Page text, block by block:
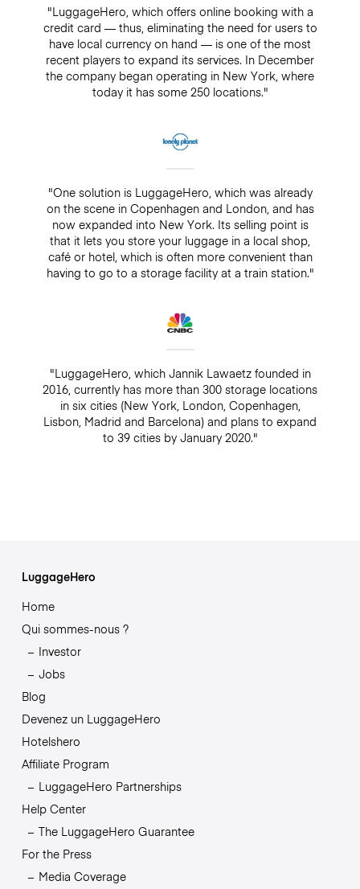
"LuggageHero, which offers online booking with a
credit card — thus, eliminating the need for users to
have local currency on hand — is one of the most
recent players to expand its services. In December
the company began operating in New York, where
today it has some 250 locations."
"One solution is LuggageHero, which was already
on the scene in Copenhagen and London, and has
now expanded into New York. Its selling point is
that it lets you store your luggage in a local shop,
café or hotel, which is often more convenient than
having to go to a storage facility at a train station."
"LuggageHero, which Jannik Lawaetz founded in
2016, currently has more than 300 storage locations
in six cities (New York, London, Copenhagen,
Lisbon, Madrid and Barcelona) and plans to expand
to 39 cities by January 2020."
LuggageHero
Home
Qui sommes-nous ?
Investor
Jobs
Blog
Devenez un LuggageHero
Hotelshero
Affiliate Program
LuggageHero Partnerships
Help Center
The LuggageHero Guarantee
For the Press
Media Coverage